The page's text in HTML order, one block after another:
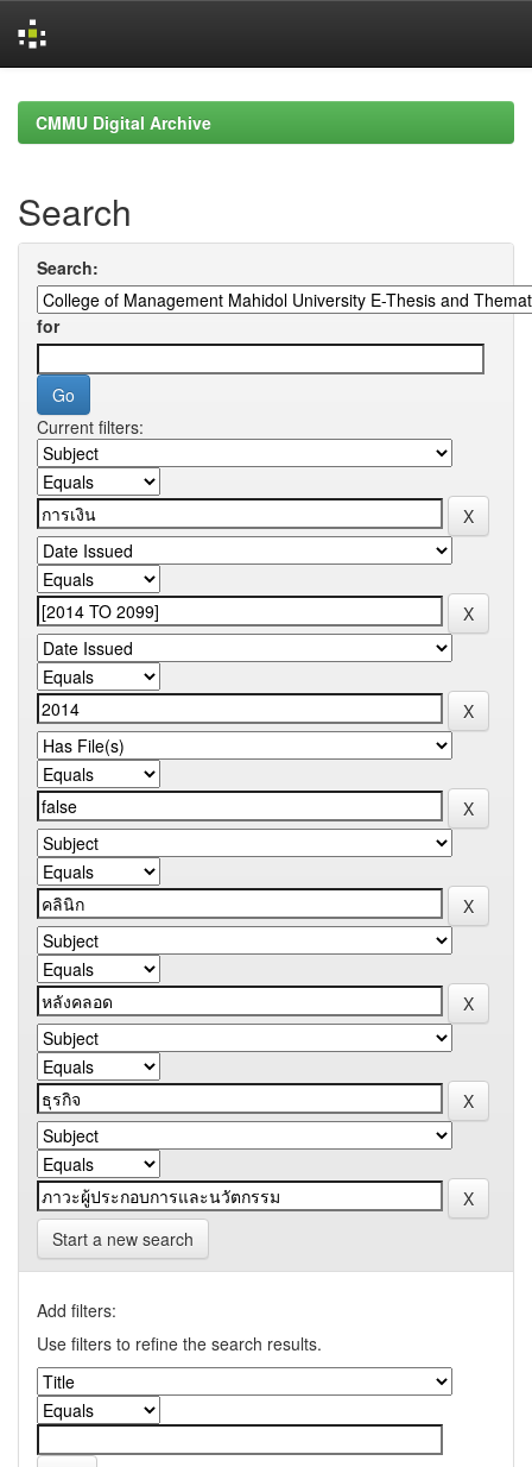
navigationCMMU Digital Archive
Search
Search:
for
Current filters:
Start a new search
Add filters:
Use filters to refine the search results.